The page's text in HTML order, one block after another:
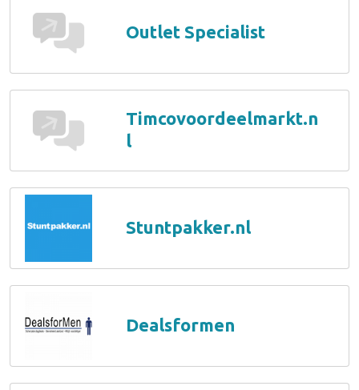
Outlet Specialist
Timcovoordeelmarkt.n
l
Stuntpakker.nl
Dealsformen